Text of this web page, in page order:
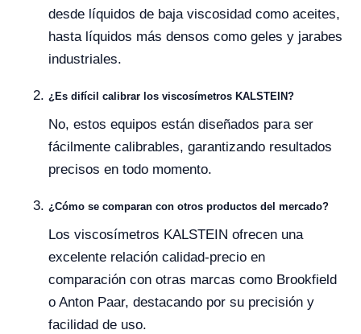
desde líquidos de baja viscosidad como aceites,
hasta líquidos más densos como geles y jarabes
industriales.
¿Es difícil calibrar los viscosímetros KALSTEIN?
No, estos equipos están diseñados para ser
fácilmente calibrables, garantizando resultados
precisos en todo momento.
¿Cómo se comparan con otros productos del mercado?
Los viscosímetros KALSTEIN ofrecen una
excelente relación calidad-precio en
comparación con otras marcas como Brookfield
o Anton Paar, destacando por su precisión y
facilidad de uso.